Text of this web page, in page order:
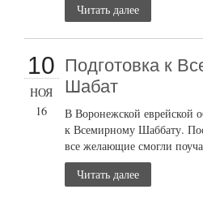
Читать далее
10
НОЯ
16
Подготовка к
Шабат
В Воронежской еврейской
к Всемирному Шаббату.
все желающие смогли
Читать далее